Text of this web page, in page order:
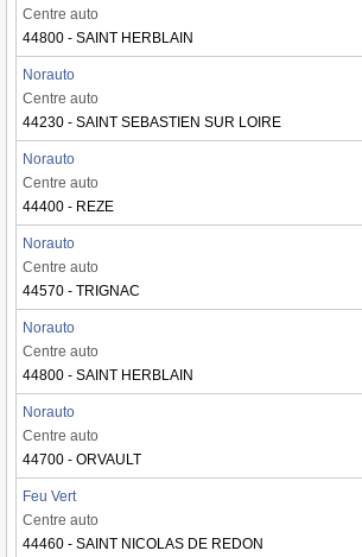
Centre auto
44800 - SAINT HERBLAIN
Norauto
Centre auto
44230 - SAINT SEBASTIEN SUR LOIRE
Norauto
Centre auto
44400 - REZE
Norauto
Centre auto
44570 - TRIGNAC
Norauto
Centre auto
44800 - SAINT HERBLAIN
Norauto
Centre auto
44700 - ORVAULT
Feu Vert
Centre auto
44460 - SAINT NICOLAS DE REDON